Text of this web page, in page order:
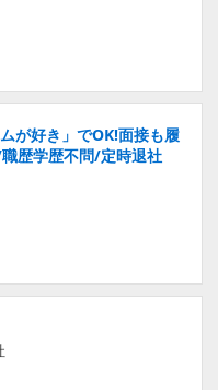
が好き」でOK!面接も履
歴学歴不問/定時退社